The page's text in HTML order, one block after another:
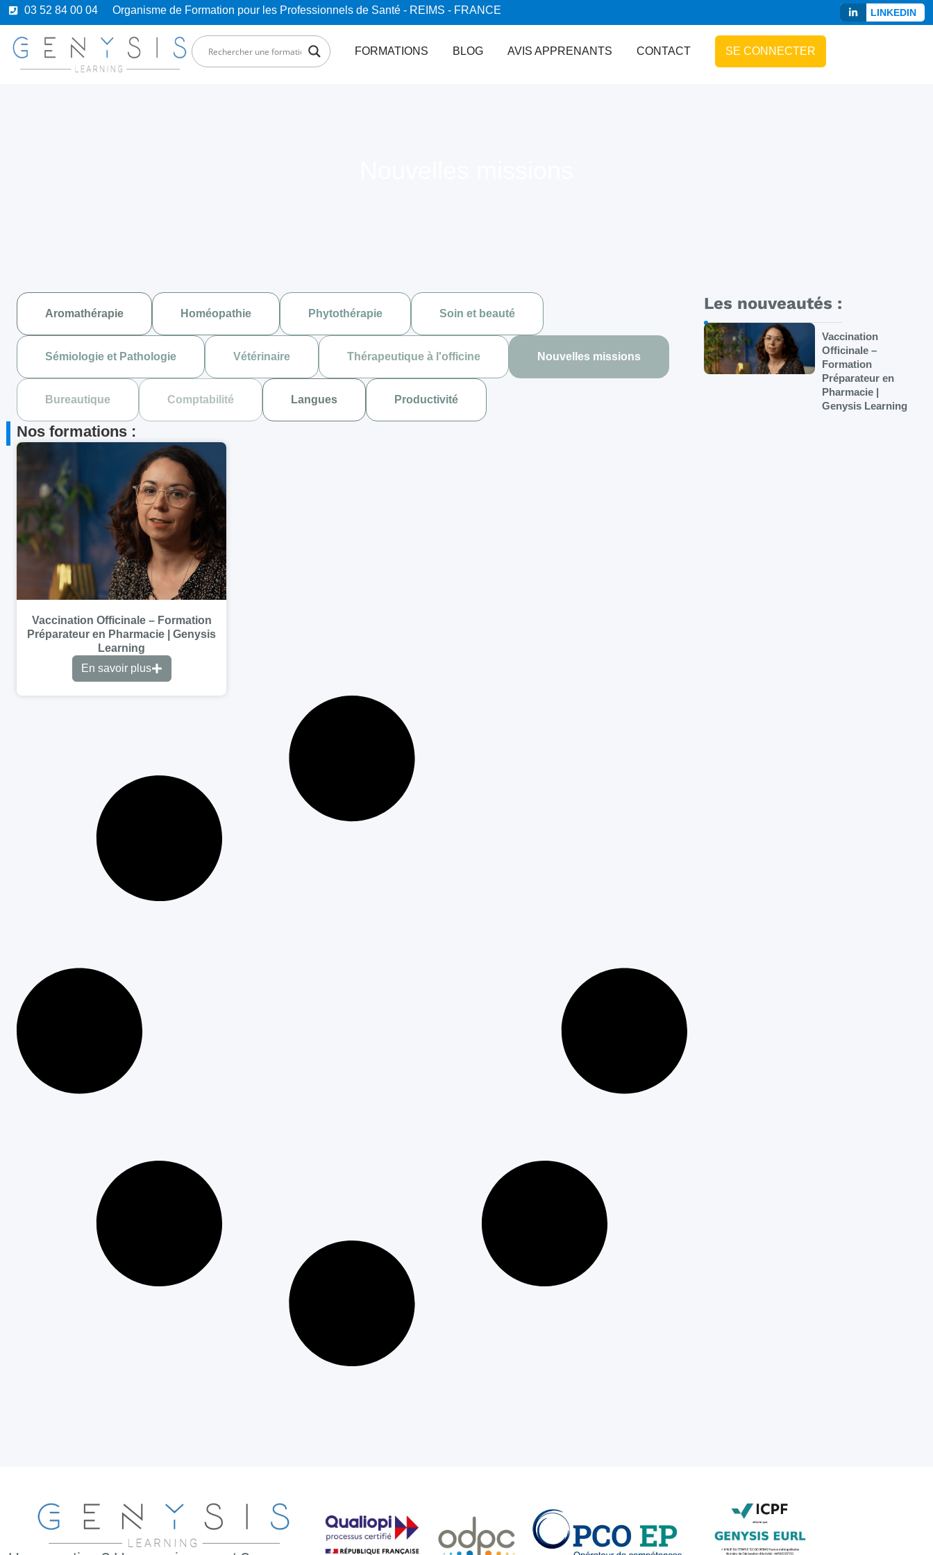
03 52 84 00 04 Organisme de Formation pour les Professionnels de Santé - REIMS - FRANCE LINKEDIN
FORMATIONS BLOG AVIS APPRENANTS CONTACT SE CONNECTER
Aromathérapie Homéopathie Phytothérapie Soin et beauté
Sémiologie et Pathologie Vétérinaire Thérapeutique à l'officine Nouvelles missions
Bureautique Comptabilité Langues Productivité
Nos formations :
Vaccination Officinale – Formation
Préparateur en Pharmacie | Genysis
Learning
En savoir plus
Les nouveautés :
Vaccination
Officinale –
Formation
Préparateur en
Pharmacie |
Genysis Learning